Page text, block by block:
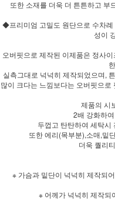
또한 소재를 더욱 더 튼튼하고 부
◆프리미엄 고밀도 원단으로 수차례
성이
오버핏으로 제작된 이제품은 정사
실측그대로 넉넉히 제작되었으며,
많이 크다는 느낌보다는 오버핏으
제품의 시
2배 강화하
두껍고 탄탄하여 세탁시
또한 에리(목부분),소매,밑
더욱 퀄리
※ 가슴과 밑단이 넉넉히 제작되
※ 어께가 넉넉히 제작되